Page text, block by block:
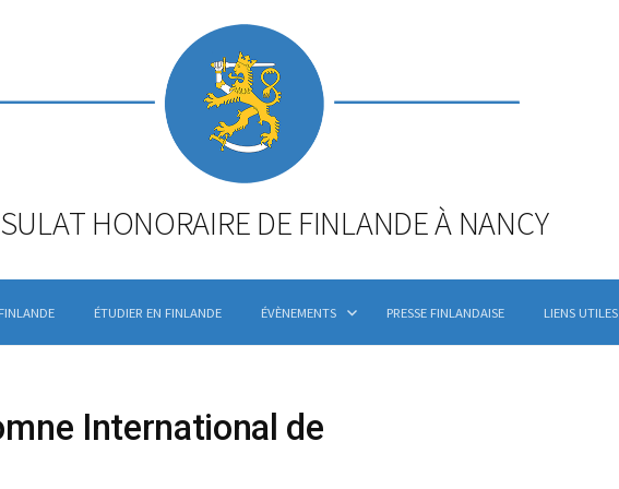
HONORAIRE DE FINLANDE À NANCY
ÉTUDIER EN FINLANDE ÉVÈNEMENTS PRESSE FINLANDAISE LIENS UTILES
International de